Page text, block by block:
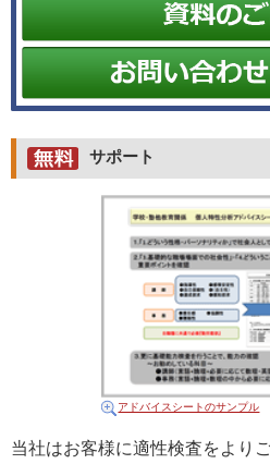
サポート
アドバイスシートのサンプル
当社はお客様に適性検査をより